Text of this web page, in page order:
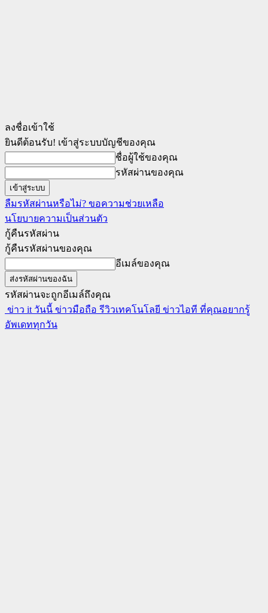
ลงชื่อเข้าใช้
ยินดีต้อนรับ! เข้าสู่ระบบบัญชีของคุณ
ชื่อผู้ใช้ของคุณ
รหัสผ่านของคุณ
ลืมรหัสผ่านหรือไม่? ขอความช่วยเหลือ
นโยบายความเป็นส่วนตัว
กู้คืนรหัสผ่าน
กู้คืนรหัสผ่านของคุณ
อีเมล์ของคุณ
รหัสผ่านจะถูกอีเมล์ถึงคุณ
ข่าว it วันนี้ ข่าวมือถือ รีวิวเทคโนโลยี ข่าวไอที ที่คุณอยากรู้
อัพเดททุกวัน